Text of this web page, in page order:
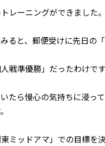
レーニングができました。
ると、郵便受けに先日の
戦準優勝」だったわけで
たら慢心の気持ちに浸っ
ミッドアマ」での目標を決